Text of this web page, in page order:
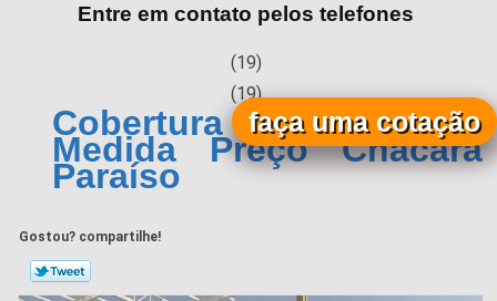
Entre em contato pelos telefones
(19)
(19)
Cobertura Metálica sob
Medida Preço Chácara
Paraíso
Gostou? compartilhe!
faça uma cotação